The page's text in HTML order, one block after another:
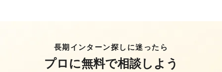
長期インターン探しに迷ったら
プロに無料で相談しよう